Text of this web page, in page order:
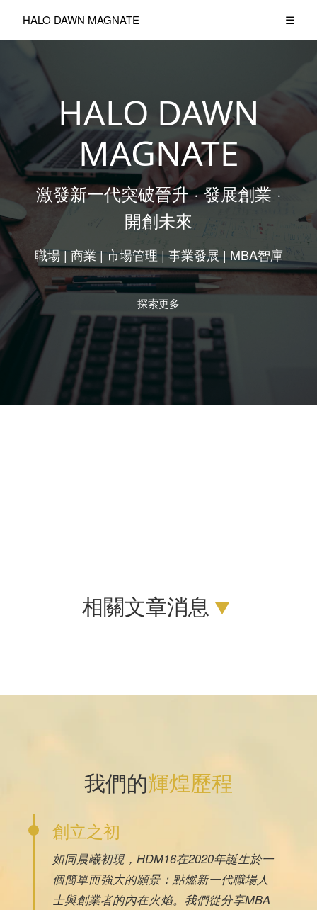
HALO DAWN MAGNATE ☰
HALO DAWN
MAGNATE
激發新一代突破晉升 · 發展創業 ·
開創未來
職場 | 商業 | 市場管理 | 事業發展 | MBA智庫
探索更多
相關文章消息
我們的輝煌歷程
創立之初
如同晨曦初現，HDM16在2020年誕生於一
個簡單而強大的願景：點燃新一代職場人
士與創業者的內在火焰。我們從分享MBA